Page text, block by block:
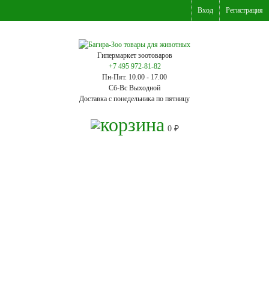
Вход Регистрация
Гипермаркет зоотоваров
+7 495 972-81-82
Пн-Пят. 10.00 - 17.00
Сб-Вс Выходной
Доставка с понедельника по пятницу
0 ₽